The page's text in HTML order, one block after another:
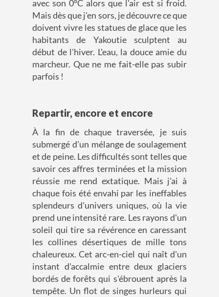
avec son 0°C alors que l'air est si froid.
Mais dès que j'en sors, je découvre ce que
doivent vivre les statues de glace que les
habitants de Yakoutie sculptent au
début de l'hiver. L'eau, la douce amie du
marcheur. Que ne me fait-elle pas subir
parfois !
Repartir, encore et encore
À la fin de chaque traversée, je suis
submergé d'un mélange de soulagement
et de peine. Les difficultés sont telles que
savoir ces affres terminées et la mission
réussie me rend extatique. Mais j'ai à
chaque fois été envahi par les ineffables
splendeurs d'univers uniques, où la vie
prend une intensité rare. Les rayons d'un
soleil qui tire sa révérence en caressant
les collines désertiques de mille tons
chaleureux. Cet arc-en-ciel qui naît d'un
instant d'accalmie entre deux glaciers
bordés de forêts qui s'ébrouent après la
tempête. Un flot de singes hurleurs qui